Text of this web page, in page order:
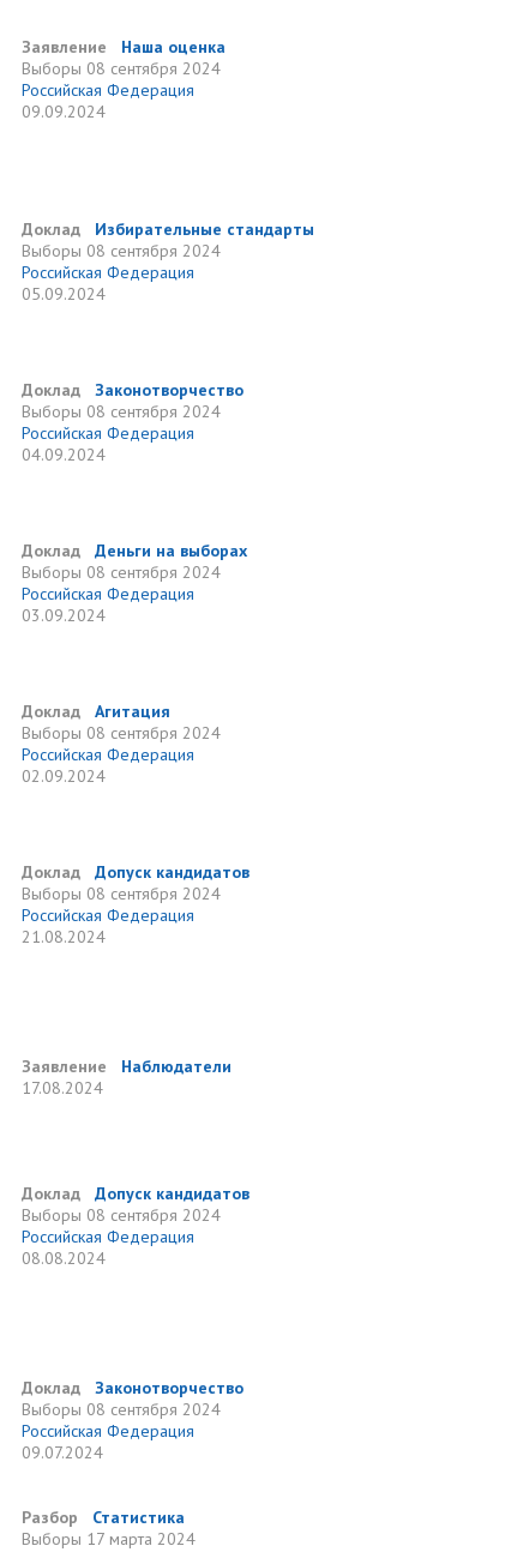
Заявление
Наша оценка
Выборы 08 сентября 2024
Российская Федерация
09.09.2024
Доклад
Избирательные стандарты
Выборы 08 сентября 2024
Российская Федерация
05.09.2024
Доклад
Законотворчество
Выборы 08 сентября 2024
Российская Федерация
04.09.2024
Доклад
Деньги на выборах
Выборы 08 сентября 2024
Российская Федерация
03.09.2024
Доклад
Агитация
Выборы 08 сентября 2024
Российская Федерация
02.09.2024
Доклад
Допуск кандидатов
Выборы 08 сентября 2024
Российская Федерация
21.08.2024
Заявление
Наблюдатели
17.08.2024
Доклад
Допуск кандидатов
Выборы 08 сентября 2024
Российская Федерация
08.08.2024
Доклад
Законотворчество
Выборы 08 сентября 2024
Российская Федерация
09.07.2024
Разбор
Статистика
Выборы 17 марта 2024